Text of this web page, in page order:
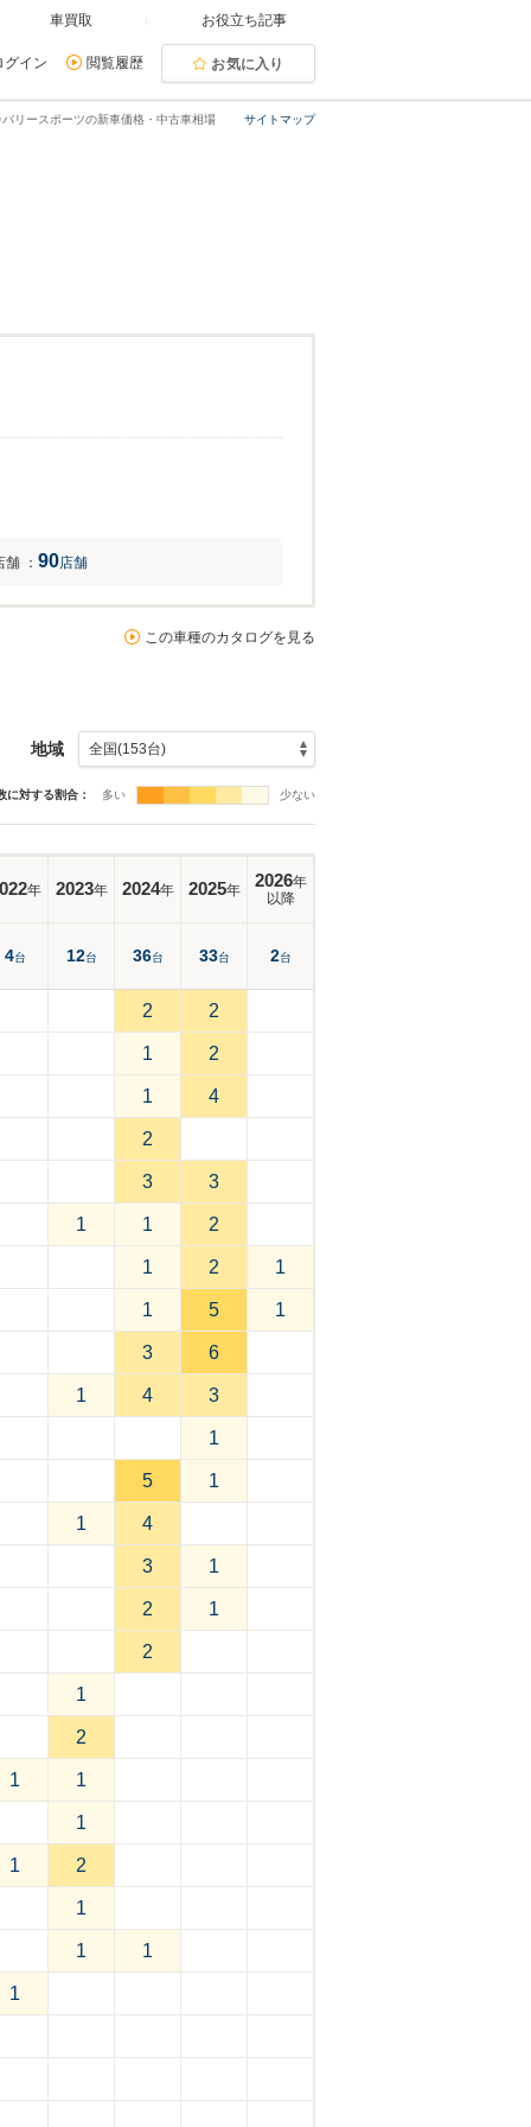
車買取 お役立ち記事
グイン 閲覧履歴 お気に入り
サイトマップ
リースポーツの新車価格・中古車相場
舗 ： 90店舗
この車種のカタログを見る
地域
に対する割合： 多い 少ない
年 2023年 2024年 2025年 2026年
以降
4台 12台 36台 33台 2台
2 2
1 2
1 4
2
3 3
1 1 2
1 2 1
1 5 1
3 6
1 4 3
1
5 1
1 4
3 1
2 1
2
1
2
1 1
1
1 2
1
1 1
1